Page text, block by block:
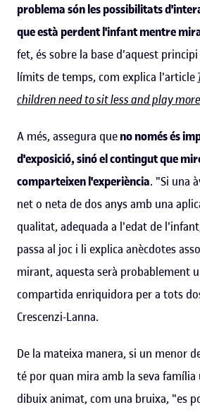
problema són les possibilitats
que està perdent l'infant mentre
fet, és sobre la base d'aquest
límits de temps, com explica l'article
children need to sit less and play more
A més, assegura queno només és
d'exposició, sinó el contingut que
comparteixen l'experiència. "Si una
net o neta de dos anys amb una
qualitat, adequada a l'edat de
passa al joc i li explica anècdotes
mirant, aquesta serà probablement
compartida enriquidora per a tots
Crescenzi-Lanna.
De la mateixa manera, si un menor
té por quan mira amb la seva família
dibuix animat, com una bruixa, "es